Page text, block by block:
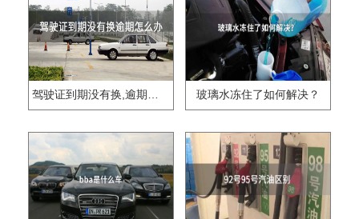
驾驶证到期没有换,逾期怎么办?? 玻璃水冻住了如何解决？